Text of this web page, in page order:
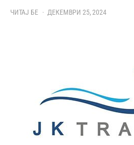
ЧИТАЈ БЕ ДЕКЕМВРИ 25, 2024